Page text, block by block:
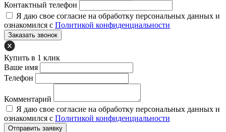
Контактный телефон
Я даю свое согласие на обработку персональных данных и
ознакомился с Политикой конфиденциальности
Заказать звонок
Купить в 1 клик
Ваше имя
Телефон
Комментарий
Я даю свое согласие на обработку персональных данных и
ознакомился с Политикой конфиденциальности
Отправить заявку